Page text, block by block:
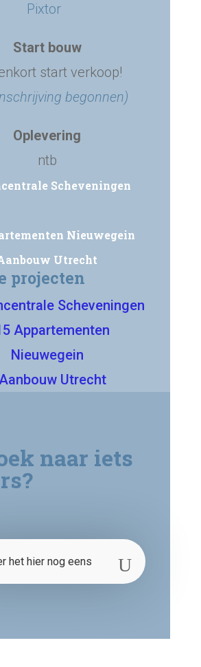
Pixtor
Start bouw
start verkoop!
begonnen)
Oplevering
ntb
projecten
Scheveningen
Nieuwegein
Utrecht
naar iets